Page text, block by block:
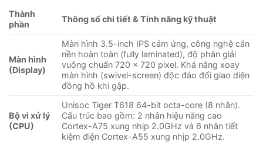
Thành
phần
Thông số chi tiết & Tính năng kỹ thuật
Màn hình
(Display)
Màn hình 3.5-inch IPS cảm ứng, công nghệ cán
nền hoàn toàn (fully laminated), độ phân giải
vuông chuẩn 720 × 720 pixel. Khả năng xoay
màn hình (swivel-screen) độc đáo đổi giao diện
đồng hồ khi gập.
Bộ vi xử lý
(CPU)
Unisoc Tiger T618 64-bit octa-core (8 nhân).
Cấu trúc bao gồm: 2 nhân hiệu năng cao
Cortex-A75 xung nhịp 2.0GHz và 6 nhân tiết
kiệm điện Cortex-A55 xung nhịp 2.0GHz.